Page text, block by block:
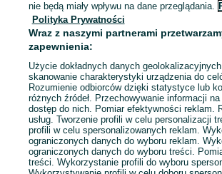
Mapa kategorii
Mapa miejscowości
Mapa ministron
Popularne wyszukiwania
nie będą miały wpływu na dane przeglądania.
Polityka Prywatności
Wraz z naszymi partnerami
zapewnienia:
Użycie dokładnych danych
skanowanie charakterystyki urządzenia do
Rozumienie odbiorców dzięki statystyce lub
różnych źródeł. Przechowywanie informacji
dostęp do nich. Pomiar efektywności reklam.
usług. Tworzenie profili w celu personalizacji
profili w celu spersonalizowanych reklam.
ograniczonych danych do wyboru reklam.
ograniczonych danych do wyboru treści.
treści. Wykorzystanie profili do wyboru